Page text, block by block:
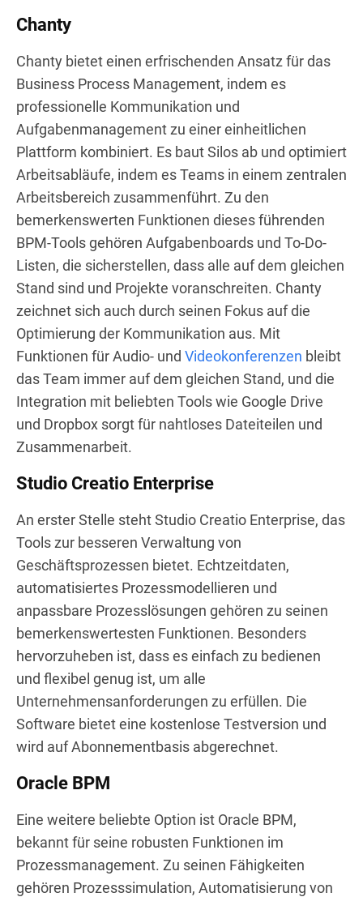
Chanty
Chanty bietet einen erfrischenden Ansatz für das
Business Process Management, indem es
professionelle Kommunikation und
Aufgabenmanagement zu einer einheitlichen
Plattform kombiniert. Es baut Silos ab und optimiert
Arbeitsabläufe, indem es Teams in einem zentralen
Arbeitsbereich zusammenführt. Zu den
bemerkenswerten Funktionen dieses führenden
BPM-Tools gehören Aufgabenboards und To-Do-
Listen, die sicherstellen, dass alle auf dem gleichen
Stand sind und Projekte voranschreiten. Chanty
zeichnet sich auch durch seinen Fokus auf die
Optimierung der Kommunikation aus. Mit
Funktionen für Audio- und Videokonferenzen bleibt
das Team immer auf dem gleichen Stand, und die
Integration mit beliebten Tools wie Google Drive
und Dropbox sorgt für nahtloses Dateiteilen und
Zusammenarbeit.
Studio Creatio Enterprise
An erster Stelle steht Studio Creatio Enterprise, das
Tools zur besseren Verwaltung von
Geschäftsprozessen bietet. Echtzeitdaten,
automatisiertes Prozessmodellieren und
anpassbare Prozesslösungen gehören zu seinen
bemerkenswertesten Funktionen. Besonders
hervorzuheben ist, dass es einfach zu bedienen
und flexibel genug ist, um alle
Unternehmensanforderungen zu erfüllen. Die
Software bietet eine kostenlose Testversion und
wird auf Abonnementbasis abgerechnet.
Oracle BPM
Eine weitere beliebte Option ist Oracle BPM,
bekannt für seine robusten Funktionen im
Prozessmanagement. Zu seinen Fähigkeiten
gehören Prozesssimulation, Automatisierung von